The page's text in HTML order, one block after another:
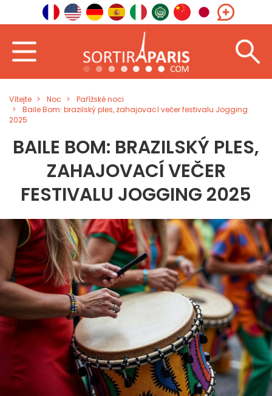
Vítejte Noc
Pařížské noci
Baile Bom: brazilský ples, zahajovací večer festivalu Jogging
2025
BAILE BOM: BRAZILSKÝ PLES,
ZAHAJOVACÍ VEČER
FESTIVALU JOGGING 2025